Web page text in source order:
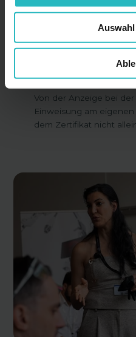
Wir bereiten
akkreditierten
04 Begleitung über
Von der Anzeige bei
Einweisung am eigenen
dem Zertifikat nicht